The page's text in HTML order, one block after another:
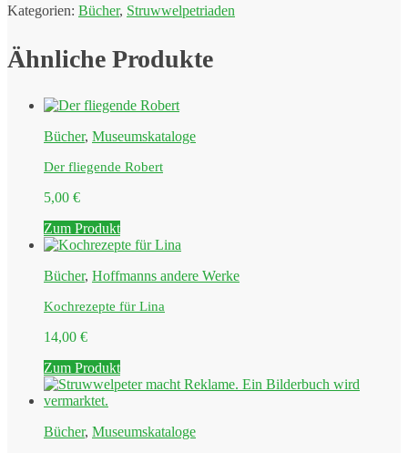
Kategorien: Bücher, Struwwelpetriaden
Ähnliche Produkte
Bücher, Museumskataloge
Der fliegende Robert
5,00 €
Zum Produkt
Bücher, Hoffmanns andere Werke
Kochrezepte für Lina
14,00 €
Zum Produkt
Bücher, Museumskataloge